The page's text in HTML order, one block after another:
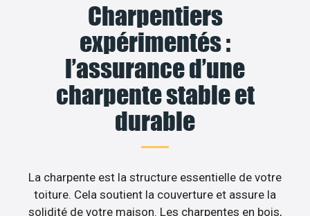
Charpentiers
expérimentés :
l’assurance d’une
charpente stable et
durable
La charpente est la structure essentielle de votre
toiture. Cela soutient la couverture et assure la
solidité de votre maison. Les charpentes en bois,